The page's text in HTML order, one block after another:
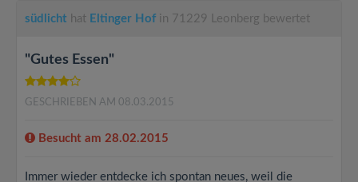
südlicht hat Eltinger Hof in 71229 Leonberg bewertet
"Gutes Essen"
GESCHRIEBEN AM 08.03.2015
Besucht am 28.02.2015
Immer wieder entdecke ich spontan neues, weil die